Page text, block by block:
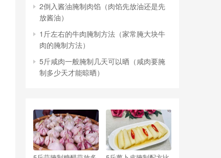
2倒入酱油腌制肉馅（肉馅先放油还是先
放酱油）
1斤左右的牛肉腌制方法（家常腌大块牛
肉的腌制方法）
5斤咸肉一般腌制几天可以晒（咸肉要腌
制多少天才能晾晒）